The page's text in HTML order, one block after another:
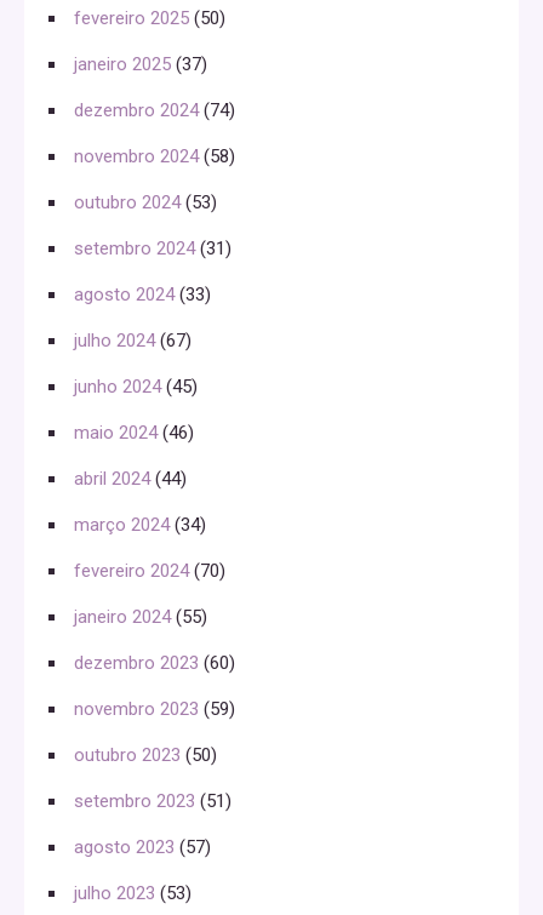
fevereiro 2025 (50)
janeiro 2025 (37)
dezembro 2024(74)
novembro 2024(58)
outubro 2024(53)
setembro 2024(31)
agosto 2024(33)
julho 2024(67)
junho 2024(45)
maio 2024(46)
abril 2024(44)
março 2024(34)
fevereiro 2024(70)
janeiro 2024(55)
dezembro 2023 (60)
novembro 2023 (59)
outubro 2023 (50)
setembro 2023 (51)
agosto 2023 (57)
julho 2023 (53)